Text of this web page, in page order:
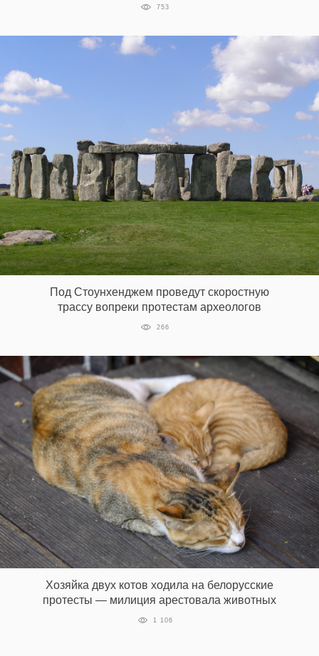
753
Под Стоунхенджем проведут скоростную
трассу вопреки протестам археологов
266
Хозяйка двух котов ходила на белорусские
протесты — милиция арестовала животных
1 106